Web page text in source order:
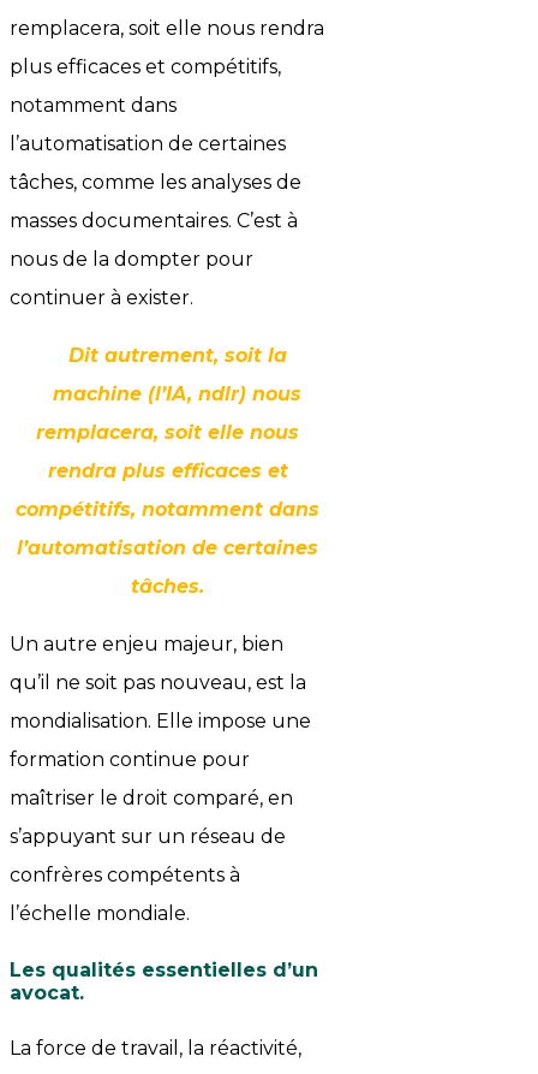
remplacera, soit elle nous rendra
plus efficaces et compétitifs,
notamment dans
l’automatisation de certaines
tâches, comme les analyses de
masses documentaires. C’est à
nous de la dompter pour
continuer à exister.
Dit autrement, soit la
machine (l’IA, ndlr) nous
remplacera, soit elle nous
rendra plus efficaces et
compétitifs, notamment dans
l’automatisation de certaines
tâches.
Un autre enjeu majeur, bien
qu’il ne soit pas nouveau, est la
mondialisation. Elle impose une
formation continue pour
maîtriser le droit comparé, en
s’appuyant sur un réseau de
confrères compétents à
l’échelle mondiale.
Les qualités essentielles d’un
avocat.
La force de travail, la réactivité,